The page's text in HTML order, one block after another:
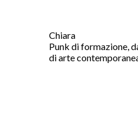
Chiara
Punk di formazione,
di arte